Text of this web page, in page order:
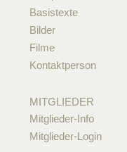
Basistexte
Bilder
Filme
Kontaktperson
MITGLIEDER
Mitglieder-Info
Mitglieder-Login